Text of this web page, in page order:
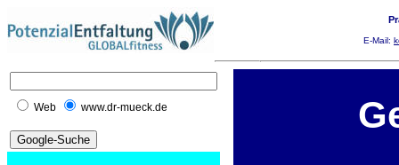
E-Mail:
Web www.dr-mueck.de